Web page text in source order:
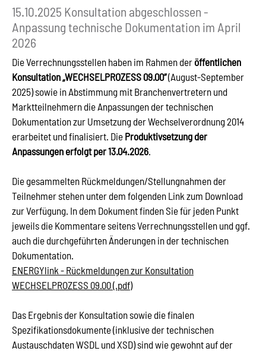
15.10.2025 Konsultation abgeschlossen -
Anpassung technische Dokumentation im April
2026
Die Verrechnungsstellen haben im Rahmen der öffentlichen
Konsultation „WECHSELPROZESS 09.00“(August-September
2025) sowie in Abstimmung mit Branchenvertretern und
Marktteilnehmern die Anpassungen der technischen
Dokumentation zur Umsetzung der Wechselverordnung 2014
erarbeitet und finalisiert. Die Produktivsetzung der
Anpassungen erfolgt per 13.04.2026.
Die gesammelten Rückmeldungen/Stellungnahmen der
Teilnehmer stehen unter dem folgenden Link zum Download
zur Verfügung. In dem Dokument finden Sie für jeden Punkt
jeweils die Kommentare seitens Verrechnungsstellen und ggf.
auch die durchgeführten Änderungen in der technischen
Dokumentation.
ENERGYlink - Rückmeldungen zur Konsultation
WECHSELPROZESS 09.00 (.pdf)
Das Ergebnis der Konsultation sowie die finalen
Spezifikationsdokumente (inklusive der technischen
Austauschdaten WSDL und XSD) sind wie gewohnt auf der